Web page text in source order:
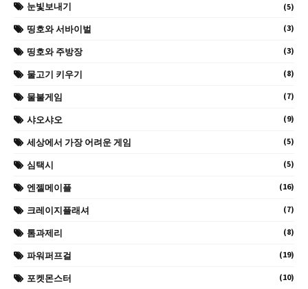
눈빛보내기 (5)
띵호와 서바이벌 (3)
띵호와 주방장 (3)
물고기 키우기 (8)
물불게임 (7)
샤오샤오 (9)
세상에서 가장 어려운 게임 (5)
심택시 (5)
엔젤메이플 (16)
크레이지플래셔 (7)
톰과제리 (8)
파워퍼프걸 (19)
포켓몬스터 (10)